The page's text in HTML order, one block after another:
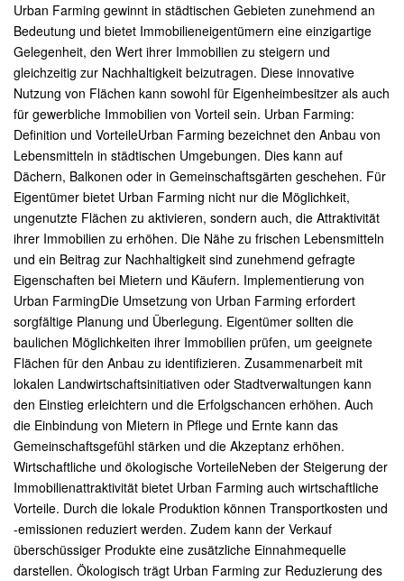
Urban Farming gewinnt in städtischen Gebieten zunehmend an
Bedeutung und bietet Immobilieneigentümern eine einzigartige
Gelegenheit, den Wert ihrer Immobilien zu steigern und
gleichzeitig zur Nachhaltigkeit beizutragen. Diese innovative
Nutzung von Flächen kann sowohl für Eigenheimbesitzer als auch
für gewerbliche Immobilien von Vorteil sein. Urban Farming:
Definition und VorteileUrban Farming bezeichnet den Anbau von
Lebensmitteln in städtischen Umgebungen. Dies kann auf
Dächern, Balkonen oder in Gemeinschaftsgärten geschehen. Für
Eigentümer bietet Urban Farming nicht nur die Möglichkeit,
ungenutzte Flächen zu aktivieren, sondern auch, die Attraktivität
ihrer Immobilien zu erhöhen. Die Nähe zu frischen Lebensmitteln
und ein Beitrag zur Nachhaltigkeit sind zunehmend gefragte
Eigenschaften bei Mietern und Käufern. Implementierung von
Urban FarmingDie Umsetzung von Urban Farming erfordert
sorgfältige Planung und Überlegung. Eigentümer sollten die
baulichen Möglichkeiten ihrer Immobilien prüfen, um geeignete
Flächen für den Anbau zu identifizieren. Zusammenarbeit mit
lokalen Landwirtschaftsinitiativen oder Stadtverwaltungen kann
den Einstieg erleichtern und die Erfolgschancen erhöhen. Auch
die Einbindung von Mietern in Pflege und Ernte kann das
Gemeinschaftsgefühl stärken und die Akzeptanz erhöhen.
Wirtschaftliche und ökologische VorteileNeben der Steigerung der
Immobilienattraktivität bietet Urban Farming auch wirtschaftliche
Vorteile. Durch die lokale Produktion können Transportkosten und
-emissionen reduziert werden. Zudem kann der Verkauf
überschüssiger Produkte eine zusätzliche Einnahmequelle
darstellen. Ökologisch trägt Urban Farming zur Reduzierung des